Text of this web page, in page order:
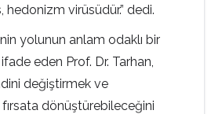
hedonizm virüsüdür.” dedi.
yolunun anlam odaklı bir
eden Prof. Dr. Tarhan,
değiştirmek ve
dönüştürebileceğini